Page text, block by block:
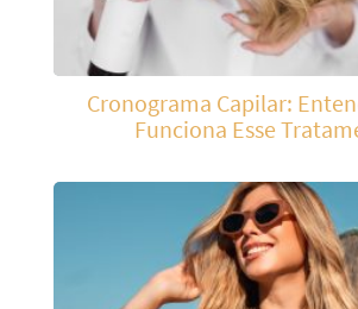
Cronograma Capilar:
Funciona Esse